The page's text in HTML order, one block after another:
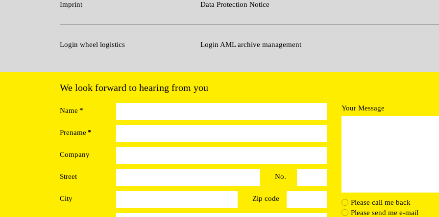
Imprint Data Protection Notice
Login wheel logistics Login AML archive management
We look forward to hearing from you
Name *
Prename *
Company
Street No.
City Zip code
Your Message
Please call me back
Please send me e-mail